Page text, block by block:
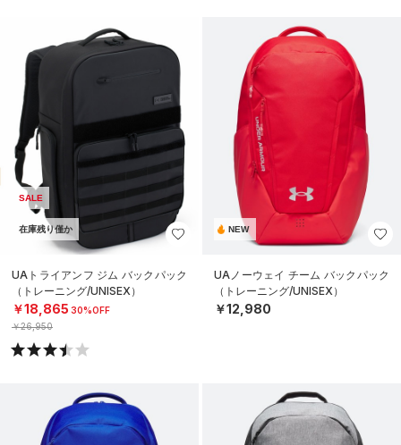
SALE
在庫残り僅か
UAトライアンフ ジム バックパック
（トレーニング/UNISEX）
￥18,865 30%OFF
￥26,950
NEW
UAノーウェイ チーム バックパック
（トレーニング/UNISEX）
￥12,980